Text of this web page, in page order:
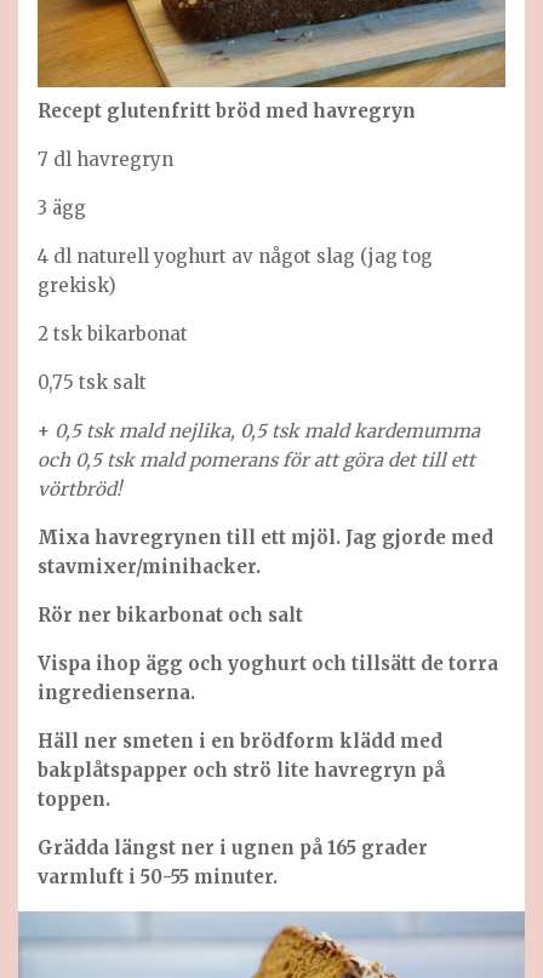
Recept glutenfritt bröd med havregryn
7 dl havregryn
3 ägg
4 dl naturell yoghurt av något slag (jag tog
grekisk)
2 tsk bikarbonat
0,75 tsk salt
+ 0,5 tsk mald nejlika, 0,5 tsk mald kardemumma
och 0,5 tsk mald pomerans för att göra det till ett
vörtbröd!
Mixa havregrynen till ett mjöl. Jag gjorde med
stavmixer/minihacker.
Rör ner bikarbonat och salt
Vispa ihop ägg och yoghurt och tillsätt de torra
ingredienserna.
Häll ner smeten i en brödform klädd med
bakplåtspapper och strö lite havregryn på
toppen.
Grädda längst ner i ugnen på 165 grader
varmluft i 50-55 minuter.